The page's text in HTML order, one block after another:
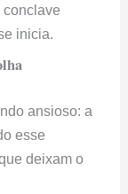
conclave
inicia.
ansioso: a
esse
deixam o